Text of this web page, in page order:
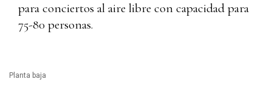
para conciertos al aire libre con capacidad para
75-80 personas.
Planta baja